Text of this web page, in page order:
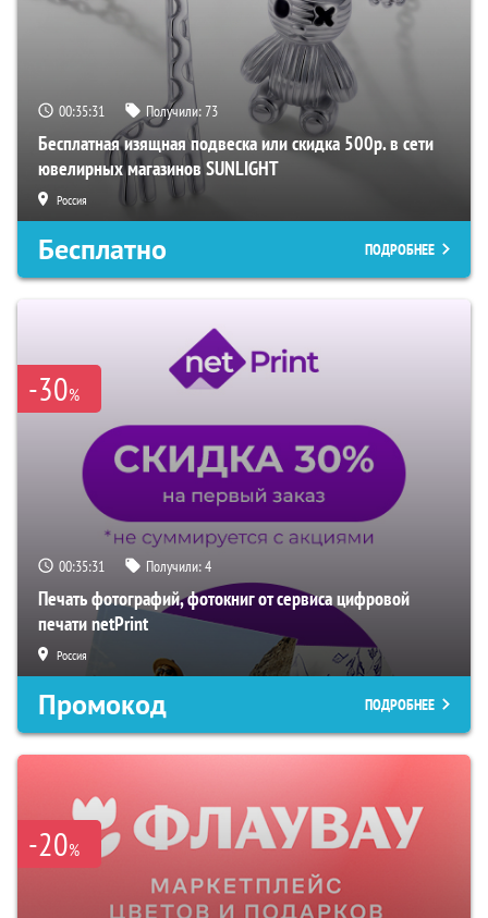
00:35:30 Получили:73
Бесплатная изящная подвеска или скидка 500р. в сети
ювелирных магазинов SUNLIGHT
Россия
Бесплатно ПОДРОБНЕЕ
-30%
00:35:30 Получили:4
Печать фотографий, фотокниг от сервиса цифровой
печати netPrint
Россия
Промокод ПОДРОБНЕЕ
-20%